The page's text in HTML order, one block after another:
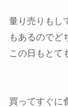
量り売りもし
もあるのでど
この日もとて
買ってすぐに